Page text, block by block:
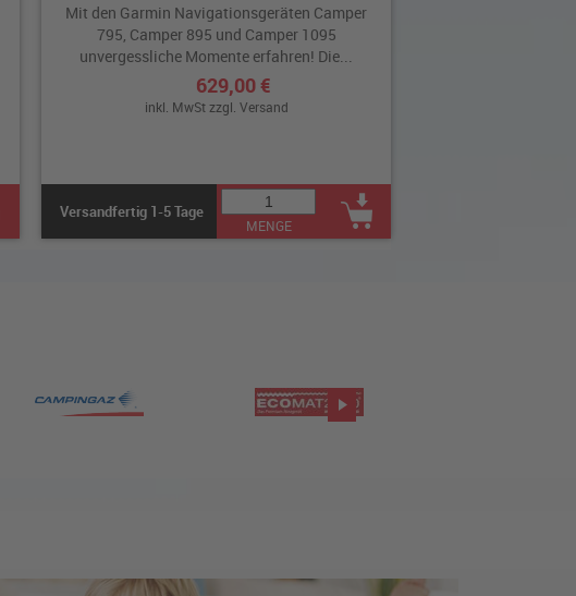
Mit den Garmin Navigationsgeräten Camper
795, Camper 895 und Camper 1095
unvergessliche Momente erfahren! Die...
629,00 €
inkl. MwSt zzgl. Versand
Versandfertig 1-5 Tage
MENGE